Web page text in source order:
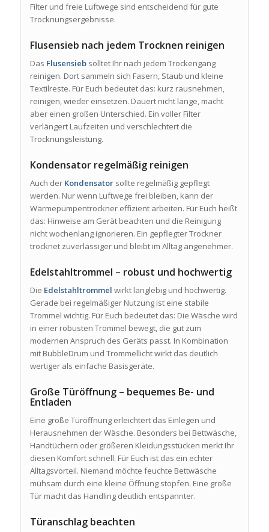
Filter und freie Luftwege sind entscheidend für gute
Trocknungsergebnisse.
Flusensieb nach jedem Trocknen reinigen
Das Flusensiebsolltet Ihr nach jedem Trockengang
reinigen. Dort sammeln sich Fasern, Staub und kleine
Textilreste. Für Euch bedeutet das: kurz rausnehmen,
reinigen, wieder einsetzen. Dauert nicht lange, macht
aber einen großen Unterschied. Ein voller Filter
verlängert Laufzeiten und verschlechtert die
Trocknungsleistung.
Kondensator regelmäßig reinigen
Auch der Kondensatorsollte regelmäßig gepflegt
werden. Nur wenn Luftwege frei bleiben, kann der
Wärmepumpentrockner effizient arbeiten. Für Euch heißt
das: Hinweise am Gerät beachten und die Reinigung
nicht wochenlang ignorieren. Ein gepflegter Trockner
trocknet zuverlässiger und bleibt im Alltag angenehmer.
Edelstahltrommel – robust und hochwertig
Die Edelstahltrommel wirkt langlebig und hochwertig.
Gerade bei regelmäßiger Nutzung ist eine stabile
Trommel wichtig. Für Euch bedeutet das: Die Wäsche wird
in einer robusten Trommel bewegt, die gut zum
modernen Anspruch des Geräts passt. In Kombination
mit BubbleDrum und Trommellicht wirkt das deutlich
wertiger als einfache Basisgeräte.
Große Türöffnung – bequemes Be- und
Entladen
Eine große Türöffnung erleichtert das Einlegen und
Herausnehmen der Wäsche. Besonders bei Bettwäsche,
Handtüchern oder größeren Kleidungsstücken merkt Ihr
diesen Komfort schnell. Für Euch ist das ein echter
Alltagsvorteil. Niemand möchte feuchte Bettwäsche
mühsam durch eine kleine Öffnung stopfen. Eine große
Tür macht das Handling deutlich entspannter.
Türanschlag beachten